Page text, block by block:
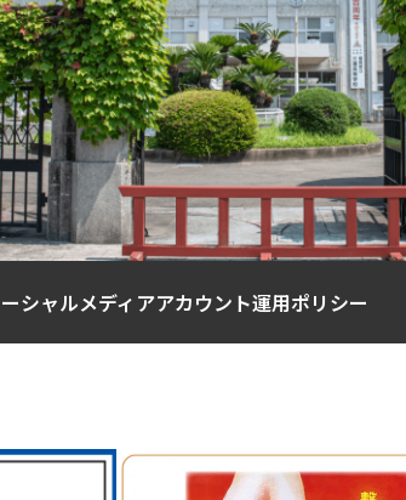
シャルメディアアカウント運用ポリシー